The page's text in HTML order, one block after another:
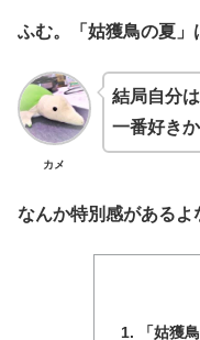
ふむ。「姑獲鳥の夏」
カメ
結局自分
一番好き
なんか特別感があるよ
「姑獲